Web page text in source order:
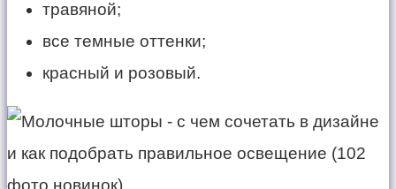
травяной;
все темные оттенки;
красный и розовый.